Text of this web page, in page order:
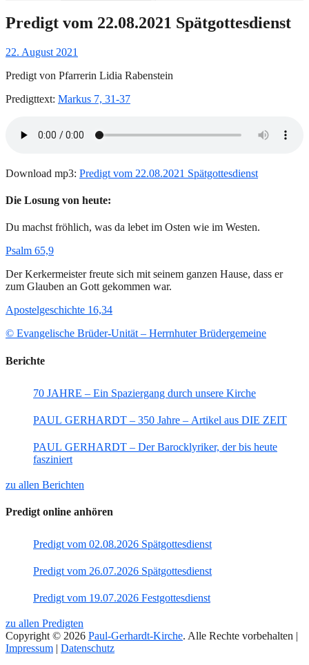
Predigt vom 22.08.2021 Spätgottesdienst
Gepostet
22. August 2021
Predigt von Pfarrerin Lidia Rabenstein
Predigttext: Markus 7, 31-37
Download mp3: Predigt vom 22.08.2021 Spätgottesdienst
Die Losung von heute:
Du machst fröhlich, was da lebet im Osten wie im Westen.
Psalm 65,9
Der Kerkermeister freute sich mit seinem ganzen Hause, dass er
zum Glauben an Gott gekommen war.
Apostelgeschichte 16,34
© Evangelische Brüder-Unität – Herrnhuter Brüdergemeine
Berichte
70 JAHRE – Ein Spaziergang durch unsere Kirche
PAUL GERHARDT – 350 Jahre – Artikel aus DIE ZEIT
PAUL GERHARDT – Der Barocklyriker, der bis heute
fasziniert
zu allen Berichten
Predigt online anhören
Predigt vom 02.08.2026 Spätgottesdienst
Predigt vom 26.07.2026 Spätgottesdienst
Predigt vom 19.07.2026 Festgottesdienst
zu allen Predigten
Copyright © 2026 Paul-Gerhardt-Kirche. Alle Rechte vorbehalten |
Impressum | Datenschutz